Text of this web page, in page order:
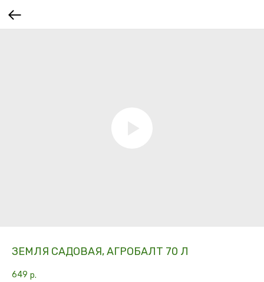
ЗЕМЛЯ САДОВАЯ, АГРОБАЛТ 70 Л
649 р.